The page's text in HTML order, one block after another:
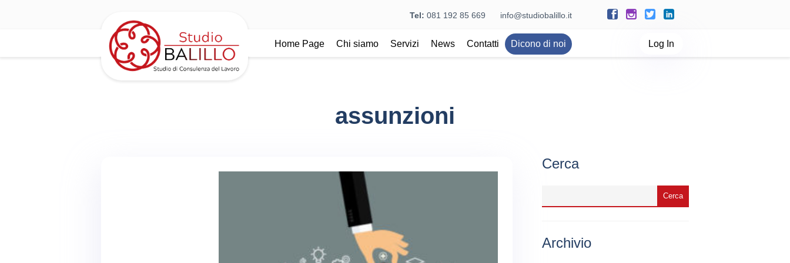
Tel: 081 192 85 669 info@studiobalillo.it
Home Page Chi siamo Servizi News Contatti Dicono di noi Log In
assunzioni
Cerca
Archivio